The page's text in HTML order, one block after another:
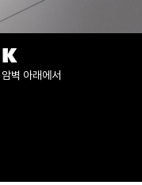
벽 아래에서